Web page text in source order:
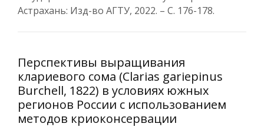
Астрахань: Изд-во АГТУ, 2022. – С. 176-178.
Перспективы выращивания
клариевого сома (Clarias gariepinus
Burchell, 1822) в условиях южных
регионов России с использованием
методов криоконсервации